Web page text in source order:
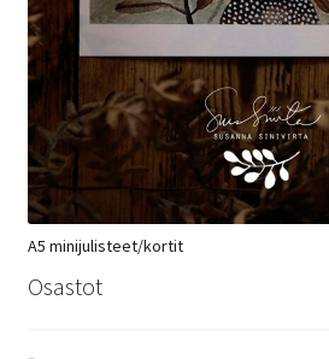
A5 minijulisteet/kortit
Osastot